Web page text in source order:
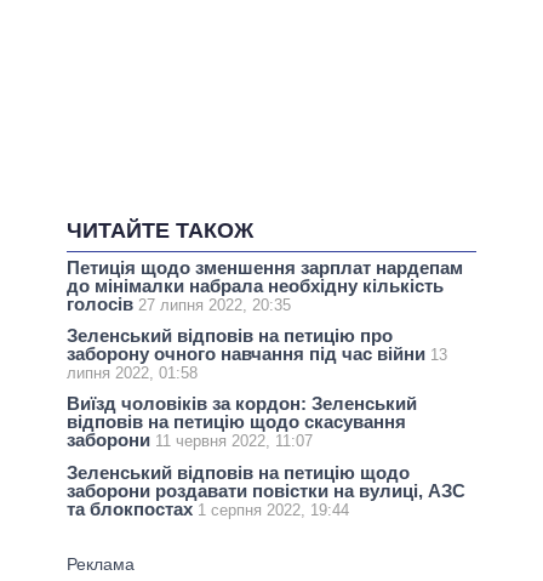
ЧИТАЙТЕ ТАКОЖ
Петиція щодо зменшення зарплат нардепам
до мінімалки набрала необхідну кількість
голосів 27 липня 2022, 20:35
Зеленський відповів на петицію про
заборону очного навчання під час війни 13
липня 2022, 01:58
Виїзд чоловіків за кордон: Зеленський
відповів на петицію щодо скасування
заборони 11 червня 2022, 11:07
Зеленський відповів на петицію щодо
заборони роздавати повістки на вулиці, АЗС
та блокпостах 1 серпня 2022, 19:44